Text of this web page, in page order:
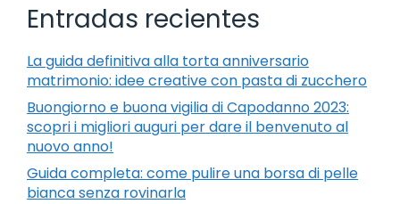
Entradas recientes
La guida definitiva alla torta anniversario
matrimonio: idee creative con pasta di zucchero
Buongiorno e buona vigilia di Capodanno 2023:
scopri i migliori auguri per dare il benvenuto al
nuovo anno!
Guida completa: come pulire una borsa di pelle
bianca senza rovinarla